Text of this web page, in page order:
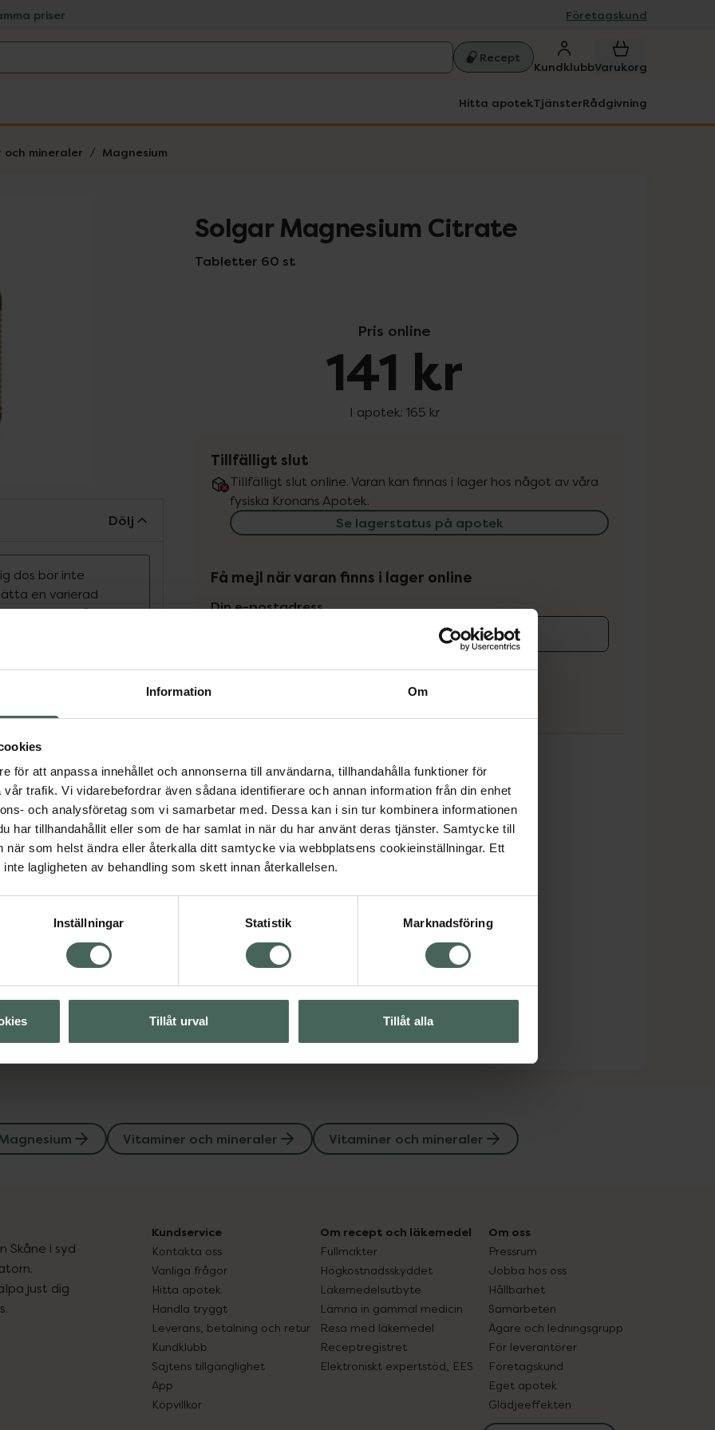
Information Om
för att anpassa innehållet och annonserna till användarna, tillhandahålla funktioner för
trafik. Vi vidarebefordrar även sådana identifierare och annan information från din enhet
och analysföretag som vi samarbetar med. Dessa kan i sin tur kombinera informationen
har tillhandahållit eller som de har samlat in när du har använt deras tjänster. Samtycke till
när som helst ändra eller återkalla ditt samtycke via webbplatsens cookieinställningar. Ett
lagligheten av behandling som skett innan återkallelsen.
Inställningar Statistik Marknadsföring
Tillåt urval Tillåt alla
priser Företagskund
Recept
KundklubbVarukorg
Hitta apotekTjänsterRådgivning
och mineraler Magnesium
Solgar Magnesium Citrate
Tabletter 60 st
Pris online
141 kr
I apotek: 165 kr
Tillfälligt slut
Tillfälligt slut online. Varan kan finnas i lager hos något av våra
fysiska Kronans Apotek.
Se lagerstatus på apotek
Få mejl när varan finns i lager online
Din e-postadress
Aktuella erbjudanden
Dölj
dos bör inte
en varierad
utom räckhåll
källa av
bidrar till
samt
till minskad trötthet.
och mineraler
Visa
Visa
Visa
Vitaminer och mineraler Vitaminer och mineraler
Skåne i syd
just dig
Kundservice
Kontakta oss
Vanliga frågor
Hitta apotek
Handla tryggt
Leverans, betalning och retur
Kundklubb
Sajtens tillgänglighet
App
Köpvillkor
Om recept och läkemedel
Fullmakter
Högkostnadsskyddet
Läkemedelsutbyte
Lämna in gammal medicin
Resa med läkemedel
Receptregistret
Elektroniskt expertstöd, EES
Om oss
Pressrum
Jobba hos oss
Hållbarhet
Samarbeten
Ägare och ledningsgrupp
För leverantörer
Företagskund
Eget apotek
Glädjeeffekten